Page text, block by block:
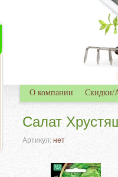
О компании Скидки/
Салат
Артикул: нет